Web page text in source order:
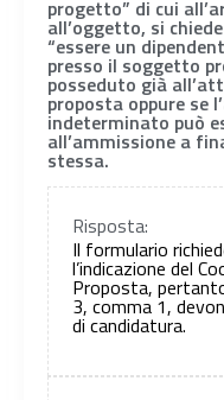
progetto” di cui
all’oggetto, si
“essere un
presso il soggetto
posseduto già
proposta oppure se
indeterminato può
all’ammissione a
stessa.
Risposta:
Il formulario
l’indicazione del
Proposta,
3, comma 1,
di candidatura.